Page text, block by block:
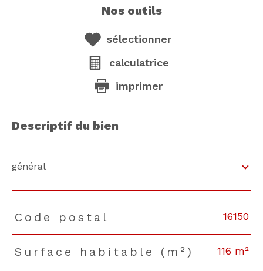
nos outils
sélectionner
calculatrice
imprimer
descriptif du bien
général
TRAD_PAMPERO_Caracteristique Valeurs
Code postal 16150
Surface habitable (m²) 116 m²